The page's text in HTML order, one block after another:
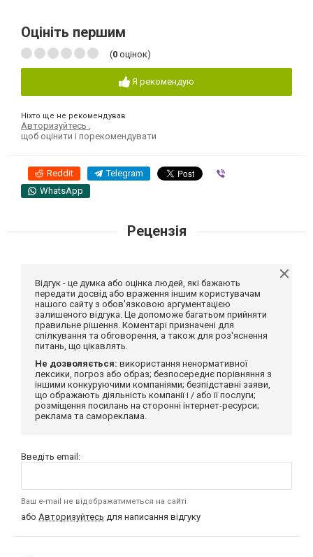
Оцініть першим
(0 оцінок)
Я рекомендую
Ніхто ще не рекомендував
Авторизуйтесь ,
щоб оцінити і порекомендувати
Reddit Telegram
WhatsApp
Рецензія
Відгук - це думка або оцінка людей, які бажають
передати досвід або враження іншим користувачам
нашого сайту з обов'язковою аргументацією
залишеного відгука. Це допоможе багатьом прийняти
правильне рішення. Коментарі призначені для
спілкування та обговорення, а також для роз'яснення
питань, що цікавлять.
Не дозволяється: використання ненормативної
лексики, погроз або образ; безпосереднє порівняння з
іншими конкуруючими компаніями; безпідставні заяви,
що ображають діяльність компанії і / або її послуги;
розміщення посилань на сторонні інтернет-ресурси;
реклама та самореклама.
Введіть email:
Ваш e-mail не відображатиметься на сайті
або Авторизуйтесь для написання відгуку